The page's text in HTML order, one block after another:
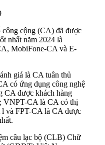
cộng (CA) đã được
nhất năm 2024 là
MobiFone-CA và E-
giá là CA tuân thủ
có ứng dụng công nghệ
CA được khách hàng
VNPT-CA là CA có thị
l và FPT-CA là CA được
câu lạc bộ (CLB) Chữ